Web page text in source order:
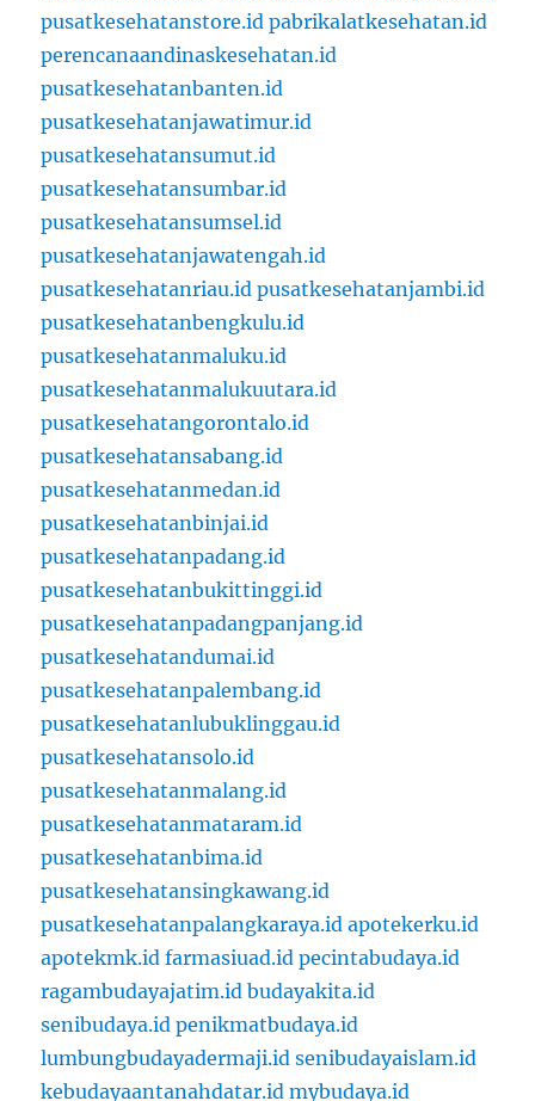
pusatkesehatanstore.id pabrikalatkesehatan.id
perencanaandinaskesehatan.id
pusatkesehatanbanten.id
pusatkesehatanjawatimur.id
pusatkesehatansumut.id
pusatkesehatansumbar.id
pusatkesehatansumsel.id
pusatkesehatanjawatengah.id
pusatkesehatanriau.id pusatkesehatanjambi.id
pusatkesehatanbengkulu.id
pusatkesehatanmaluku.id
pusatkesehatanmalukuutara.id
pusatkesehatangorontalo.id
pusatkesehatansabang.id
pusatkesehatanmedan.id
pusatkesehatanbinjai.id
pusatkesehatanpadang.id
pusatkesehatanbukittinggi.id
pusatkesehatanpadangpanjang.id
pusatkesehatandumai.id
pusatkesehatanpalembang.id
pusatkesehatanlubuklinggau.id
pusatkesehatansolo.id
pusatkesehatanmalang.id
pusatkesehatanmataram.id
pusatkesehatanbima.id
pusatkesehatansingkawang.id
pusatkesehatanpalangkaraya.id apotekerku.id
apotekmk.id farmasiuad.id pecintabudaya.id
ragambudayajatim.id budayakita.id
senibudaya.id penikmatbudaya.id
lumbungbudayadermaji.id senibudayaislam.id
kebudayaantanahdatar.id mybudaya.id